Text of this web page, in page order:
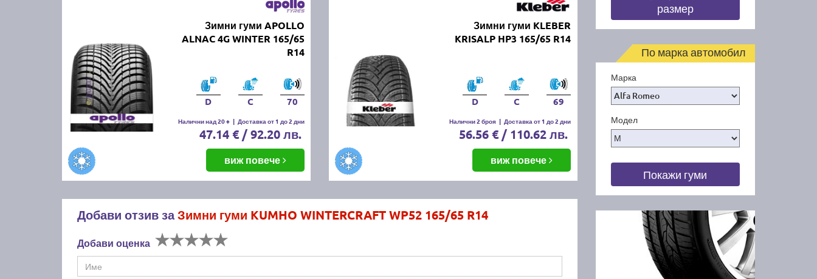
Зимни гуми APOLLO
ALNAC 4G WINTER 165/65
R14
D C 70
Налични над 20 + | Доставка от 1 до 2 дни
47.14 € / 92.20 лв.
виж повече
Зимни гуми KLEBER
KRISALP HP3 165/65 R14
D C 69
Налични 2 броя | Доставка от 1 до 2 дни
56.56 € / 110.62 лв.
виж повече
Добави отзив заЗимни гуми KUMHO WINTERCRAFT WP52 165/65 R14
Добави оценка
размер
По марка автомобил
Марка
Модел
Покажи гуми